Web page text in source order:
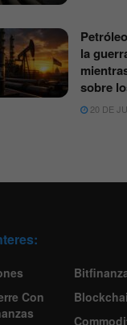
la
sobre
20 DE
Con